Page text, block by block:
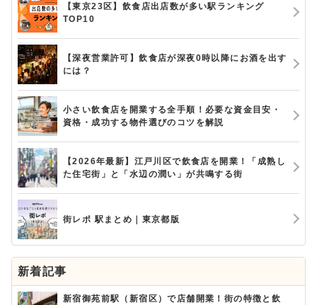
【東京23区】飲食店出店数が多い駅ランキング
TOP10
【深夜営業許可】飲食店が深夜0時以降にお酒を出す
には？
小さい飲食店を開業する全手順！必要な資金目安・
資格・成功する物件選びのコツを解説
【2026年最新】江戸川区で飲食店を開業！「成熟し
た住宅街」と「水辺の潤い」が共鳴する街
街レポ 駅まとめ｜東京都版
新着記事
新宿御苑前駅（新宿区）で店舗開業！街の特徴と飲